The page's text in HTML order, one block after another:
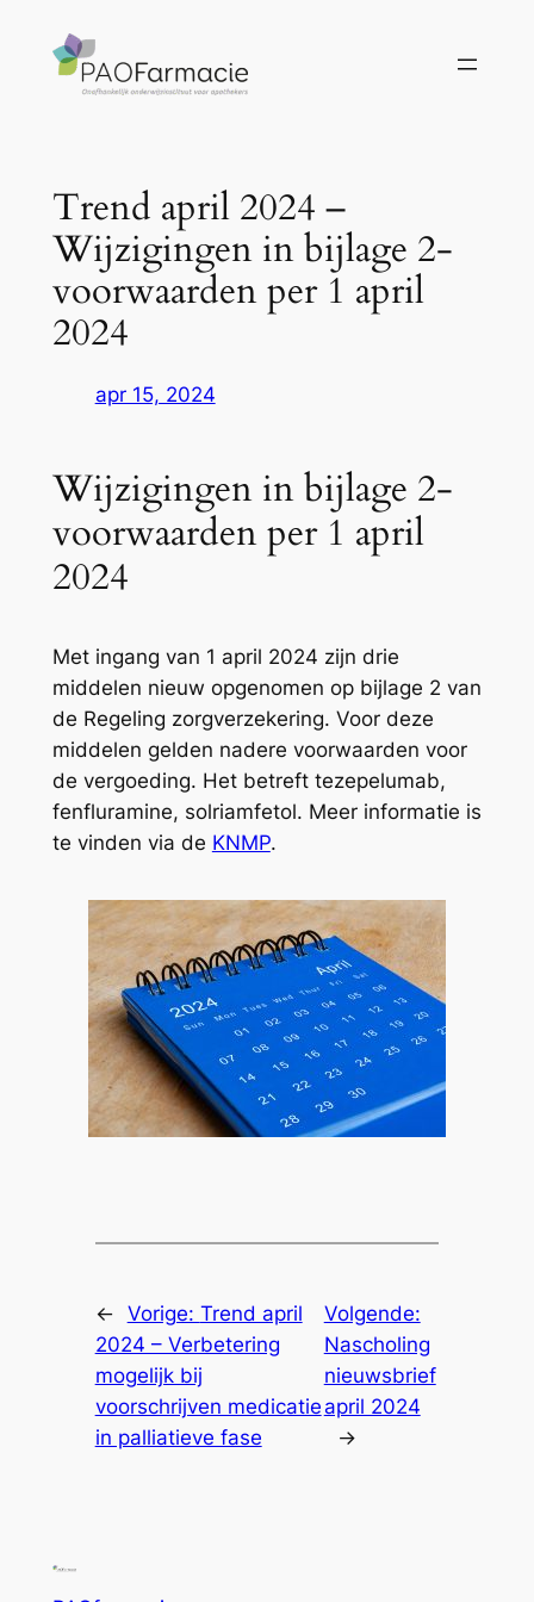
Trend april 2024 –
Wijzigingen in bijlage 2-
voorwaarden per 1 april
2024
apr 15, 2024
Wijzigingen in bijlage 2-
voorwaarden per 1 april
2024
Met ingang van 1 april 2024 zijn drie
middelen nieuw opgenomen op bijlage 2 van
de Regeling zorgverzekering. Voor deze
middelen gelden nadere voorwaarden voor
de vergoeding. Het betreft tezepelumab,
fenfluramine, solriamfetol. Meer informatie is
te vinden via de KNMP.
← Vorige: Trend april
2024 – Verbetering
mogelijk bij
voorschrijven medicatie
in palliatieve fase
Volgende:
Nascholing
nieuwsbrief
april 2024
→